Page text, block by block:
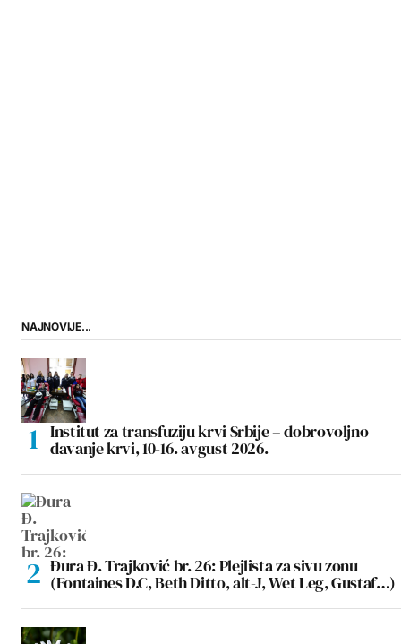
NAJNOVIJE...
Institut za transfuziju krvi Srbije – dobrovoljno
davanje krvi, 10-16. avgust 2026.
Đura Đ. Trajković br. 26: Plejlista za sivu zonu
(Fontaines D.C, Beth Ditto, alt-J, Wet Leg, Gustaf…)